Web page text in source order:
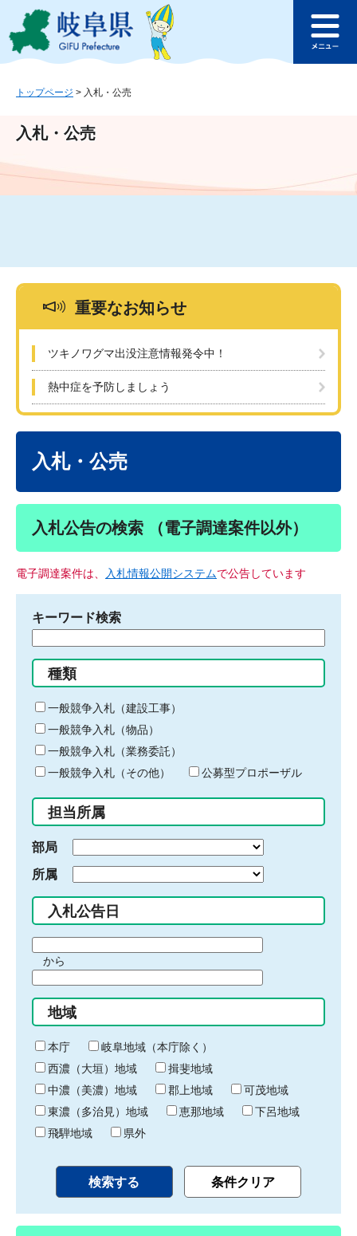
ジ
ュ
文
このページの本文へ
ュ
トップページ > 入札・公売
入札・公売
重要なお知らせ
ツキノワグマ出没注意情報発令中！
熱中症を予防しましょう
入札・公売
入札公告の検索 （電子調達案件以外）
電子調達案件は、 入札情報公開システムで公告しています
キーワード検索
る
キ
ー
ワ
ー
ド
入
力
種類
一般競争入札（建設工事）
一般競争入札（物品）
一般競争入札（業務委託）
一般競争入札（その他）
公募型プロポーザル
担当所属
部局
所属
入札公告日
間
始
り
から
間
終
わ
り
地域
本庁
岐阜地域（本庁除く）
西濃（大垣）地域
揖斐地域
中濃（美濃）地域
郡上地域
可茂地域
東濃（多治見）地域
恵那地域
下呂地域
飛騨地域
県外